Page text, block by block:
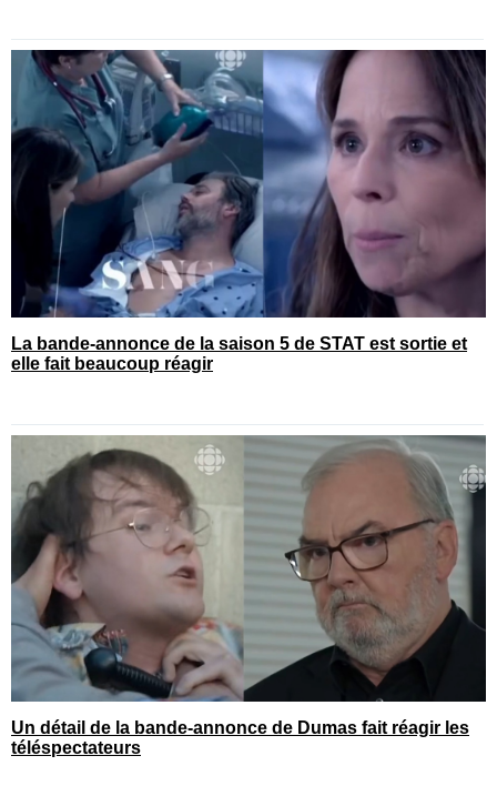
La bande-annonce de la saison 5 de STAT est sortie et
elle fait beaucoup réagir
Un détail de la bande-annonce de Dumas fait réagir les
téléspectateurs